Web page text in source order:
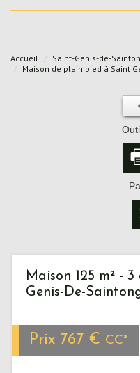
Accueil
Saint-Genis-de-
Maison de plain pied à Saint
Maison 125 m² -
Genis-De-
Prix 767 € CC*